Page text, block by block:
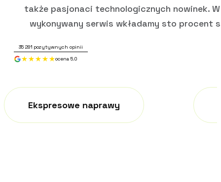
także pasjonaci technologicznych nowinek.
wykonywany serwis wkładamy sto procent
35 281 pozytywnych opinii
ocena 5.0
Ekspresowe naprawy